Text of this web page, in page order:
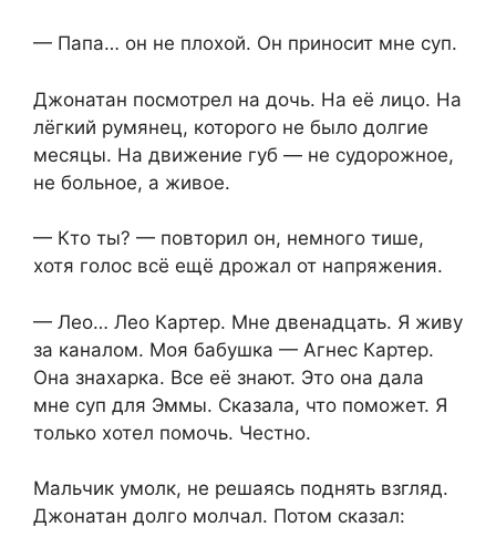
— Папа… он не плохой. Он приносит мне суп.
Джонатан посмотрел на дочь. На её лицо. На
лёгкий румянец, которого не было долгие
месяцы. На движение губ — не судорожное,
не больное, а живое.
— Кто ты? — повторил он, немного тише,
хотя голос всё ещё дрожал от напряжения.
— Лео… Лео Картер. Мне двенадцать. Я живу
за каналом. Моя бабушка — Агнес Картер.
Она знахарка. Все её знают. Это она дала
мне суп для Эммы. Сказала, что поможет. Я
только хотел помочь. Честно.
Мальчик умолк, не решаясь поднять взгляд.
Джонатан долго молчал. Потом сказал: